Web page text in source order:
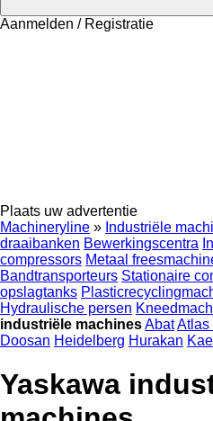
Aanmelden / Registratie
Plaats uw advertentie
Machineryline » Industriële
draaibanken Bewerkingscentra
compressors Metaal
Bandtransporteurs Stationaire
opslagtanks
Hydraulische persen
industriële machinesAbatAtlas
Doosan Heidelberg Hurakan
Yaskawa